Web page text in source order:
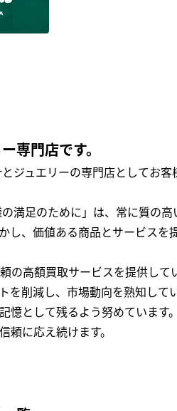
専門店です。
ジュエリーの専門店としてお
満足のために」は、常に質の
し、価値ある商品とサービス
の高額買取サービスを提供し
削減し、市場動向を熟知して
として残るよう努めていま
に応え続けます。